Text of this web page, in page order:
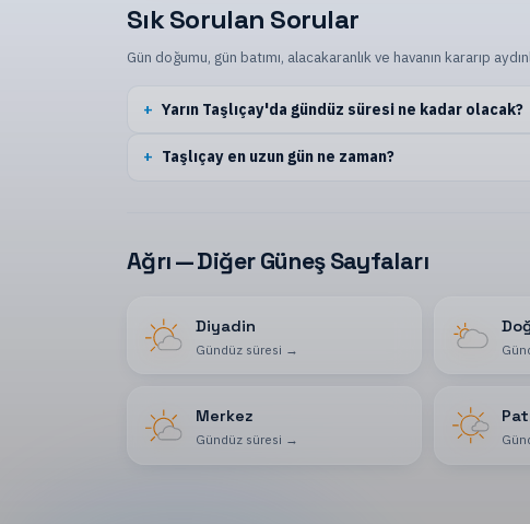
Sık Sorulan Sorular
Gün doğumu, gün batımı, alacakaranlık ve havanın kararıp
Yarın Taşlıçay'da gündüz süresi ne kadar olacak?
Taşlıçay en uzun gün ne zaman?
Ağrı — Diğer Güneş Sayfaları
Diyadin
Gündüz süresi →
Merkez
Gündüz süresi →